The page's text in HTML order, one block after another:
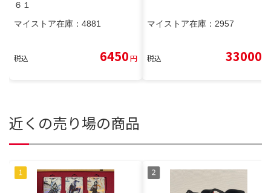
６１
マイストア在庫： 4881
税込 6450円
マイストア在庫： 2957
税込 33000
近くの売り場の商品